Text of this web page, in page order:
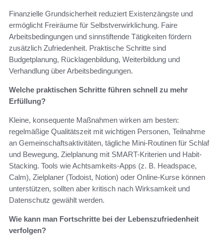
Finanzielle Grundsicherheit reduziert Existenzängste und
ermöglicht Freiräume für Selbstverwirklichung. Faire
Arbeitsbedingungen und sinnstiftende Tätigkeiten fördern
zusätzlich Zufriedenheit. Praktische Schritte sind
Budgetplanung, Rücklagenbildung, Weiterbildung und
Verhandlung über Arbeitsbedingungen.
Welche praktischen Schritte führen schnell zu mehr
Erfüllung?
Kleine, konsequente Maßnahmen wirken am besten:
regelmäßige Qualitätszeit mit wichtigen Personen, Teilnahme
an Gemeinschaftsaktivitäten, tägliche Mini‑Routinen für Schlaf
und Bewegung, Zielplanung mit SMART-Kriterien und Habit-
Stacking. Tools wie Achtsamkeits-Apps (z. B. Headspace,
Calm), Zielplaner (Todoist, Notion) oder Online‑Kurse können
unterstützen, sollten aber kritisch nach Wirksamkeit und
Datenschutz gewählt werden.
Wie kann man Fortschritte bei der Lebenszufriedenheit
verfolgen?